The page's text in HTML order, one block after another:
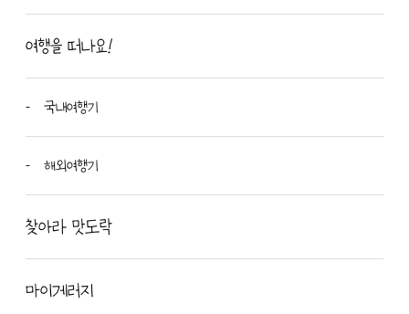
여행을 떠나요!
국내여행기
해외여행기
찾아라 맛도락
마이게러지